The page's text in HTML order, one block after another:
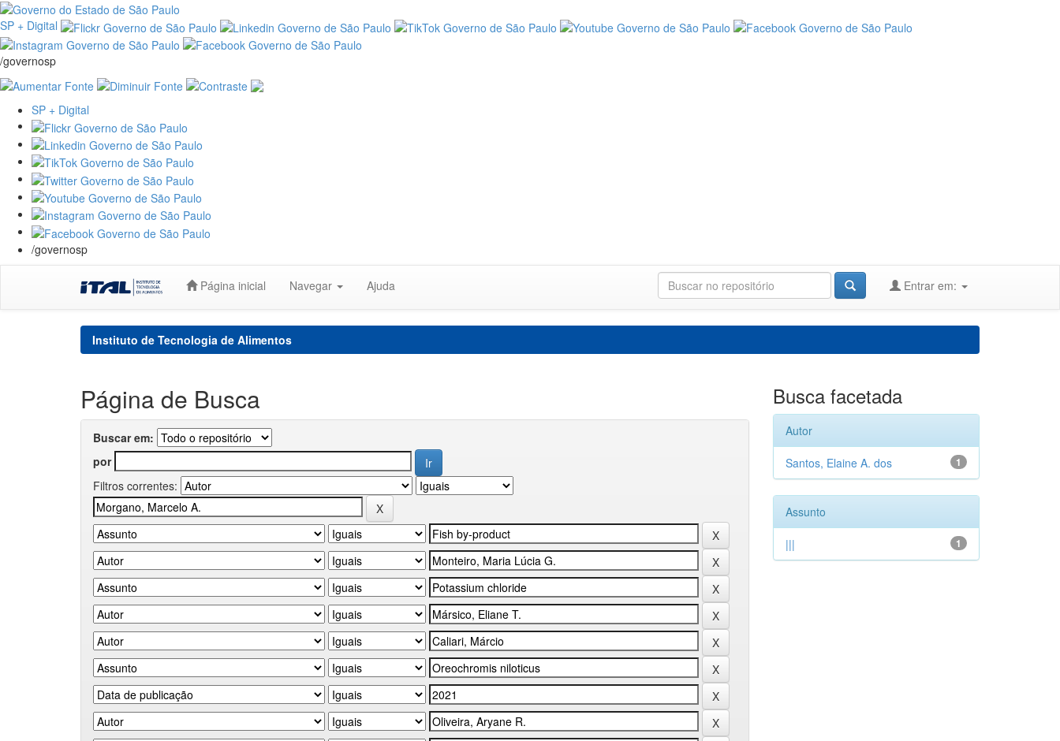
SP + Digital
/governosp
SP + Digital
/governosp
Página inicial Navegar Ajuda Entrar em:
Instituto de Tecnologia de Alimentos
Página de Busca
Buscar em:
por
Filtros correntes:
Busca facetada
Autor
1
Santos, Elaine A. dos
Assunto
1
|||